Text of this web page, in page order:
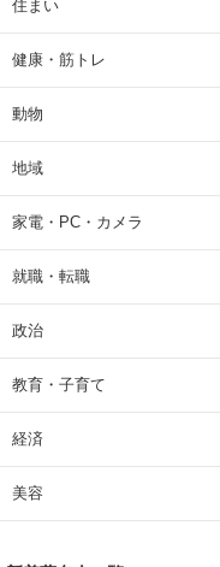
住まい
健康・筋トレ
動物
地域
家電・PC・カメラ
就職・転職
政治
教育・子育て
経済
美容